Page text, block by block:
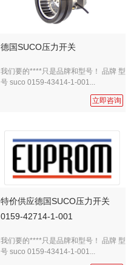
德国SUCO压力开关
我们要的****只是品牌和型号！ 品牌 型
号 suco 0159-43414-1-001...
立即咨询
特价供应德国SUCO压力开关
0159-42714-1-001
我们要的****只是品牌和型号！ 品牌 型
号 suco 0159-43414-1-001...